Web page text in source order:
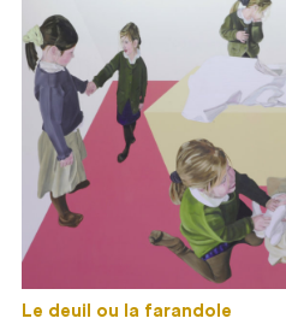
Le deuil ou la farandole